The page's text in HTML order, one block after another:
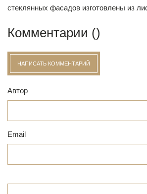
стеклянных фасадов изготовлены из
Комментарии ()
НАПИСАТЬ КОММЕНТАРИЙ
Автор
Email